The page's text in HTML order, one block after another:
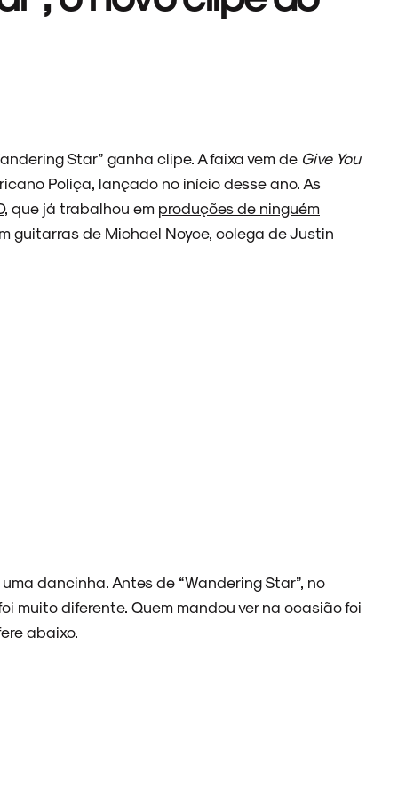
Star” ganha clipe. A faixa vem de Give You
Poliça, lançado no início desse ano. As
, que já trabalhou em produções de ninguém
guitarras de Michael Noyce, colega de Justin
dancinha. Antes de “Wandering Star”, no
muito diferente. Quem mandou ver na ocasião foi
abaixo.